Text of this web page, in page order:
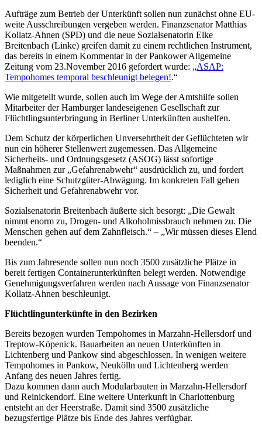
Aufträge zum Betrieb der Unterkünft sollen nun zunächst ohne EU-
weite Ausschreibungen vergeben werden. Finanzsenator Matthias
Kollatz-Ahnen (SPD) und die neue Sozialsenatorin Elke
Breitenbach (Linke) greifen damit zu einem rechtlichen Instrument,
das bereits in einem Kommentar in der Pankower Allgemeine
Zeitung vom 23.November 2016 gefordert wurde: „ASAP:
Tempohomes temporal beschleunigt belegen!.“
Wie mitgeteilt wurde, sollen auch im Wege der Amtshilfe sollen
Mitarbeiter der Hamburger landeseigenen Gesellschaft zur
Flüchtlingsunterbringung in Berliner Unterkünften aushelfen.
Dem Schutz der körperlichen Unversehrtheit der Geflüchteten wir
nun ein höherer Stellenwert zugemessen. Das Allgemeine
Sicherheits- und Ordnungsgesetz (ASOG) lässt sofortige
Maßnahmen zur „Gefahrenabwehr“ ausdrücklich zu, und fordert
lediglich eine Schutzgüter-Abwägung. Im konkreten Fall gehen
Sicherheit und Gefahrenabwehr vor.
Sozialsenatorin Breitenbach äußerte sich besorgt: „Die Gewalt
nimmt enorm zu, Drogen- und Alkoholmissbrauch nehmen zu. Die
Menschen gehen auf dem Zahnfleisch.“ – „Wir müssen dieses Elend
beenden.“
Bis zum Jahresende sollen nun noch 3500 zusätzliche Plätze in
bereit fertigen Containerunterkünften belegt werden. Notwendige
Genehmigungsverfahren werden nach Aussage von Finanzsenator
Kollatz-Ahnen beschleunigt.
Flüchtlingunterkünfte in den Bezirken
Bereits bezogen wurden Tempohomes in Marzahn-Hellersdorf und
Treptow-Köpenick. Bauarbeiten an neuen Unterkünften in
Lichtenberg und Pankow sind abgeschlossen. In wenigen weitere
Tempohomes in Pankow, Neukölln und Lichtenberg werden
Anfang des neuen Jahres fertig.
Dazu kommen dann auch Modularbauten in Marzahn-Hellersdorf
und Reinickendorf. Eine weitere Unterkunft in Charlottenburg
entsteht an der Heerstraße. Damit sind 3500 zusätzliche
bezugsfertige Plätze bis Ende des Jahres verfügbar.